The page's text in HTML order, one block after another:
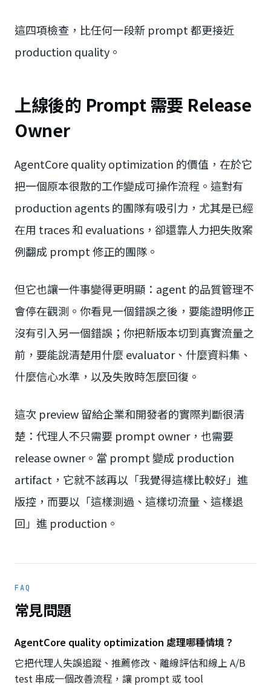
這四項檢查，比任何一段新 prompt 都更接近
production quality。
上線後的 Prompt 需要 Release
Owner
AgentCore quality optimization 的價值，在於它
把一個原本很散的工作變成可操作流程。這對有
production agents 的團隊有吸引力，尤其是已經
在用 traces 和 evaluations，卻還靠人力把失敗案
例翻成 prompt 修正的團隊。
但它也讓一件事變得更明顯：agent 的品質管理不
會停在觀測。你看見一個錯誤之後，要能證明修正
沒有引入另一個錯誤；你把新版本切到真實流量之
前，要能說清楚用什麼 evaluator、什麼資料集、
什麼信心水準，以及失敗時怎麼回復。
這次 preview 留給企業和開發者的實際判斷很清
楚：代理人不只需要 prompt owner，也需要
release owner。當 prompt 變成 production
artifact，它就不該再以「我覺得這樣比較好」進
版控，而要以「這樣測過、這樣切流量、這樣退
回」進 production。
FAQ
常見問題
AgentCore quality optimization 處理哪種情境？
它把代理人失誤追蹤、推薦修改、離線評估和線上 A/B
test 串成一個改善流程，讓 prompt 或 tool